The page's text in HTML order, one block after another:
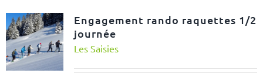
Engagement rando raquettes 1/2
journée
Les Saisies